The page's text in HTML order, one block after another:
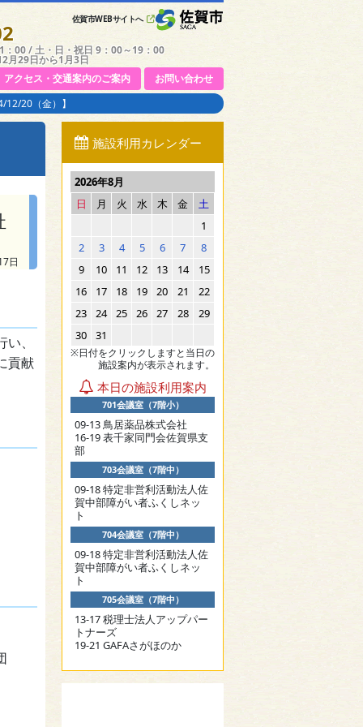
：00 / 土・日・祝日 9：00～19：00
月29日から1月3日
佐賀市WEBサイトへ
アクセス・交通案内のご案内
お問い合わせ
20（金）】
日
、
貢献
施設利用カレンダー
2026年8月
日
月 火 水 木 金
土
1
2
3 4 5 6 7
8
9
10 11 12 13 14
15
16
17 18 19 20 21
22
23
24 25 26 27 28
29
30
31
※日付をクリックしますと当日の
施設案内が表示されます。
本日の施設利用案内
701会議室（7階小）
09-13 鳥居薬品株式会社
16-19 表千家同門会佐賀県支
部
703会議室（7階中）
09-18 特定非営利活動法人佐
賀中部障がい者ふくしネッ
ト
704会議室（7階中）
09-18 特定非営利活動法人佐
賀中部障がい者ふくしネッ
ト
705会議室（7階中）
13-17 税理士法人アップパー
トナーズ
19-21 GAFAさがほのか